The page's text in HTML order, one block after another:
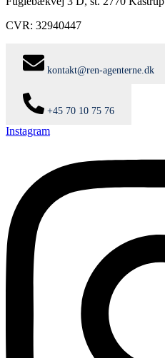
CVR: 32940447
kontakt@ren-agenterne.dk
+45 70 10 75 76
Instagram